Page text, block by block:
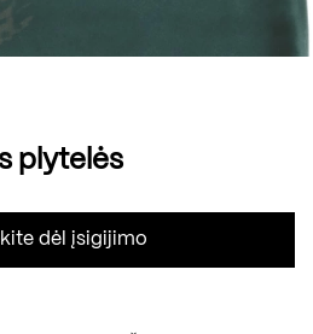
plytelės
dėl įsigijimo